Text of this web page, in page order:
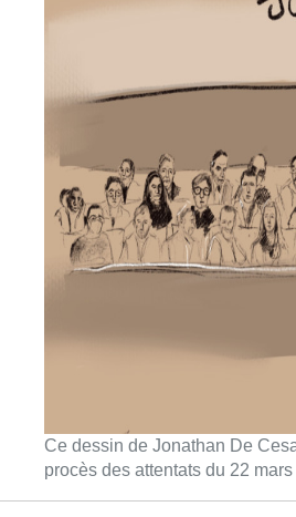
Ce dessin de Jonathan De
procès des attentats du 22